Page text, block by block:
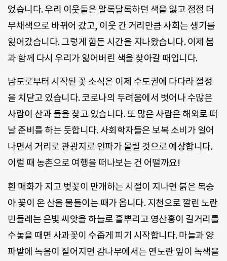
었습니다. 우리 이웃들은 알록달록하던 색을 잃고 점점 더
무채색으로 바뀌어 갔고, 이웃 간 거리만큼 사회는 생기를
잃어갔습니다. 그렇게 힘든 시간을 지나왔습니다. 이제 봄
과 함께 다시 우리가 잃어버린 색을 찾아갈 때입니다.
남도로부터 시작된 꽃 소식은 이제 수도권에 다다라 절정
을 치닫고 있습니다. 코로나의 두려움에서 벗어나 수많은
사람이 산과 들을 찾고 있습니다. 또 많은 사람은 해외로 떠
날 준비를 하는 듯합니다. 사회학자들은 보복 소비가 일어
나면서 거리로 관광지로 인파가 몰릴 것으로 예상합니다.
이럴 때 농촌으로 여행을 떠나보는 건 어떨까요!
흰 매화가 지고 벚꽃이 만개하는 시절이 지나면 붉은 복숭
아 꽃이 온 산을 물들이는 때가 옵니다. 지천으로 깔린 노란
민들레는 은빛 씨앗을 하늘로 흩뿌리고 영산홍이 길거리를
수놓을 때면 사과꽃이 수줍게 피기 시작합니다. 마늘과 양
파밭에 녹음이 짙어지면 감나무에서는 연노란 잎이 녹색을